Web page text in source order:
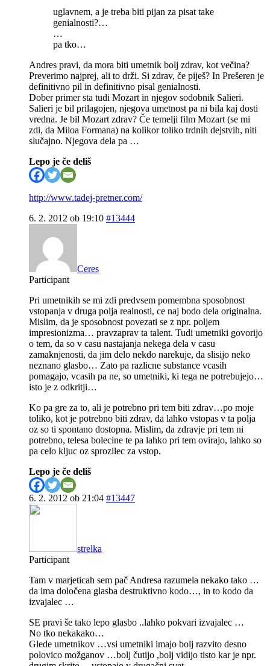
uglavnem, a je treba biti pijan za pisat take
genialnosti?…
…
pa tko…
Andres pravi, da mora biti umetnik bolj zdrav, kot večina?
Preverimo najprej, ali to drži. Si zdrav, če piješ? In Prešeren je
definitivno pil in definitivno pisal genialnosti.
Dober primer sta tudi Mozart in njegov sodobnik Salieri.
Salieri je bil prilagojen, njegova umetnost pa ni bila kaj dosti
vredna. Je bil Mozart zdrav? Če temelji film Mozart (se mi
zdi, da Miloa Formana) na kolikor toliko trdnih dejstvih, niti
slučajno. Njegova dela pa …
Lepo je če deliš
http://www.tadej-pretner.com/
6. 2. 2012 ob 19:10 #13444
Ceres
Participant
Pri umetnikih se mi zdi predvsem pomembna sposobnost
vstopanja v druga polja realnosti, ce naj bodo dela originalna.
Mislim, da je sposobnost povezati se z npr. poljem
impresionizma… pravzaprav ta talent. Tudi umetniki govorijo
o tem, da so v casu nastajanja nekega dela v casu
zamaknjenosti, da jim delo nekdo narekuje, da slisijo neko
neznano glasbo… Zato pa razlicne substance vcasih
pomagajo, vcasih pa ne, so umetniki, ki tega ne potrebujejo…
isto je z odkritji…
Ko pa gre za to, ali je potrebno pri tem biti zdrav…po moje
toliko, kot je potrebno biti zdrav, da lahko vstopas v ta polja
oz so ti spontano dostopna. Mislim, da zdravje pri tem ni
potrebno, telesa bolecine te pa lahko pri tem ovirajo, lahko so
pa celo kljuc oz sprozilec za vstop.
Lepo je če deliš
6. 2. 2012 ob 21:04 #13447
strelka
Participant
Tam v marjeticah sem pač Andresa razumela nekako tako …
da ima določena glasba destruktivno kodo…, in to kodo da
izvajalec …
SE pravi še tako lepo glasbo ..lahko pokvari izvajalec …
No tko nekakako…
Glede umetnikov …vsi umetniki imajo bolj razvito desno
polovico možganov …bolj čutijo ,bolj vidijo tisto kar je npr.